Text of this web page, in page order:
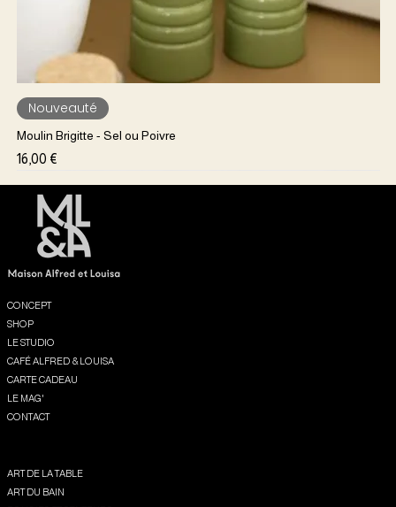
Nouveauté
Moulin Brigitte - Sel ou Poivre
Prix
16,00 €
CONCEPT
SHOP
LE STUDIO
CAFÉ ALFRED & LOUISA
CARTE CADEAU
LE MAG'
CONTACT
ART DE LA TABLE
ART DU BAIN